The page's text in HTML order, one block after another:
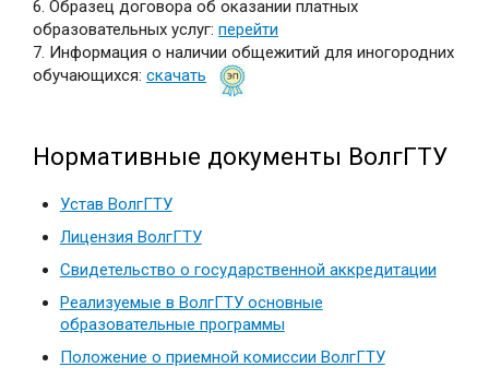
6. Образец договора об оказании платных
образовательных услуг: перейти
7. Информация о наличии общежитий для иногородних
обучающихся: скачать
Нормативные документы ВолгГТУ
Устав ВолгГТУ
Лицензия ВолгГТУ
Свидетельство о государственной аккредитации
Реализуемые в ВолгГТУ основные
образовательные программы
Положение о приемной комиссии ВолгГТУ